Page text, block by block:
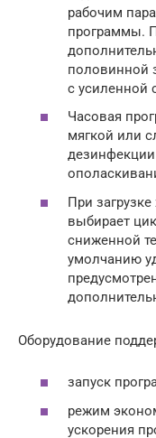
рабочим
программы.
половинной
с усиленной
Часовая
мягкой или
При
выбирает
сниженной
умолчанию
Оборудование
запуск
режим
ускорения